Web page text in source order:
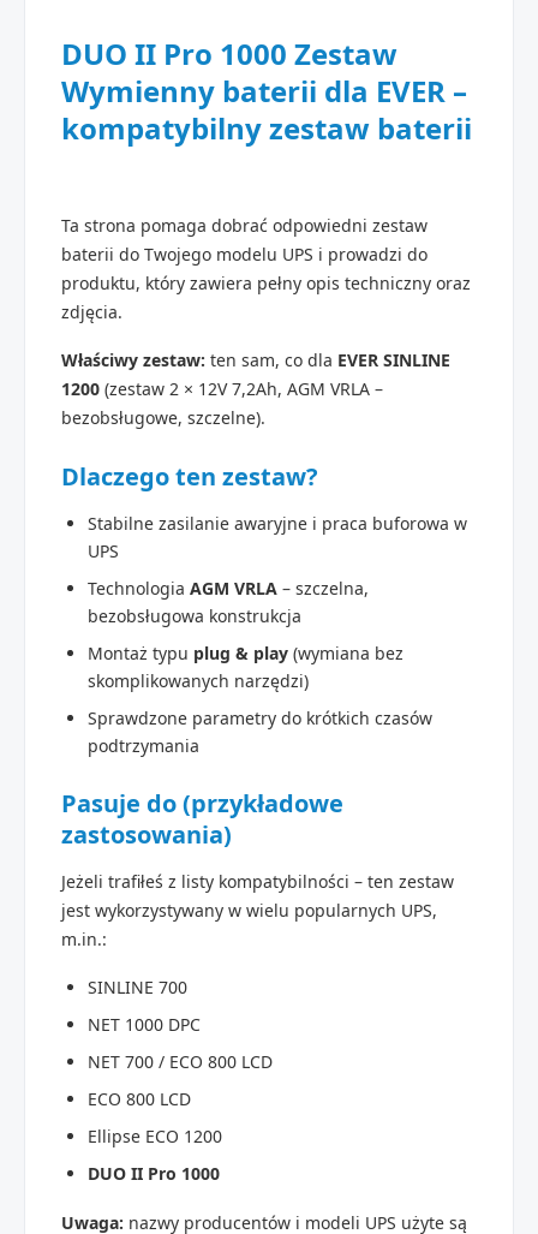
DUO II Pro 1000 Zestaw
Wymienny baterii dla EVER –
kompatybilny zestaw baterii
Ta strona pomaga dobrać odpowiedni zestaw
baterii do Twojego modelu UPS i prowadzi do
produktu, który zawiera pełny opis techniczny oraz
zdjęcia.
Właściwy zestaw: ten sam, co dla EVER SINLINE
1200 (zestaw 2 × 12V 7,2Ah, AGM VRLA –
bezobsługowe, szczelne).
Dlaczego ten zestaw?
Stabilne zasilanie awaryjne i praca buforowa w
UPS
Technologia AGM VRLA – szczelna,
bezobsługowa konstrukcja
Montaż typu plug & play (wymiana bez
skomplikowanych narzędzi)
Sprawdzone parametry do krótkich czasów
podtrzymania
Pasuje do (przykładowe
zastosowania)
Jeżeli trafiłeś z listy kompatybilności – ten zestaw
jest wykorzystywany w wielu popularnych UPS,
m.in.:
SINLINE 700
NET 1000 DPC
NET 700 / ECO 800 LCD
ECO 800 LCD
Ellipse ECO 1200
DUO II Pro 1000
Uwaga: nazwy producentów i modeli UPS użyte są